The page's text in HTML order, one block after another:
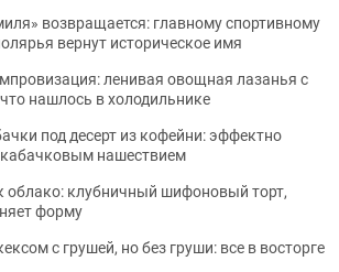
возвращается: главному спортивному
вернут историческое имя
ленивая овощная лазанья с
нашлось в холодильнике
под десерт из кофейни: эффектно
нашествием
облако: клубничный шифоновый торт,
форму
с грушей, но без груши: все в восторге